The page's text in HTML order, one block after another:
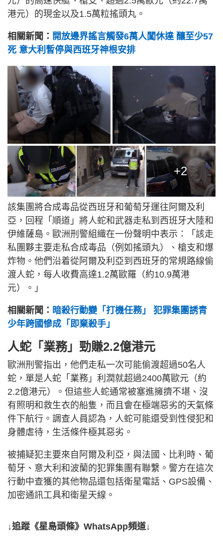
港元）的現金以及1.5萬粒搖頭丸。
相關新聞： 開放邊界謠言觸發6萬人闖休達 釀至少57
死 意大利暫停與西班牙神根安排
+2
該集團將合成毒品從西班牙和葡萄牙運往阿爾及利
亞，回程「順道」將人蛇和武器走私到西班牙大陸和
伊維薩島。歐洲刑警組織在一份聲明中表示：「該走
私團夥主要走私合成毒品（例如搖頭丸）、槍支和爆
炸物。他們沿着從阿爾及利亞到西班牙的常規路線偷
渡人蛇，每人收費高達1.2萬歐羅（約10.9萬港
元）。」
相關新聞： 暗殺行動變「打機任務」 犯罪集團誘青
少年跨國慘成「即棄殺手」
人蛇「業務」勁賺2.2億港元
歐洲刑警指出，他們走私一次可能偷渡超過50名人
蛇，單是人蛇「業務」利潤就超過2400萬歐元（約
2.2億港元）。但這些人蛇通常被塞進擁擠不堪、沒
有照明和救生衣的船隻，而且會在極端惡劣的天氣條
件下航行。調查人員認為，人蛇可能還受到性侵犯和
身體虐待，生活條件極其惡劣。
被捕疑犯主要來自阿爾及利亞，與法國、比利時、葡
萄牙、意大利和波蘭的犯罪集團有聯繫。警方在這次
行動中查獲的其他物品還包括衛星電話、GPS設備、
加密通訊工具和衛星天線。
↓追蹤《星島頭條》WhatsApp頻道↓